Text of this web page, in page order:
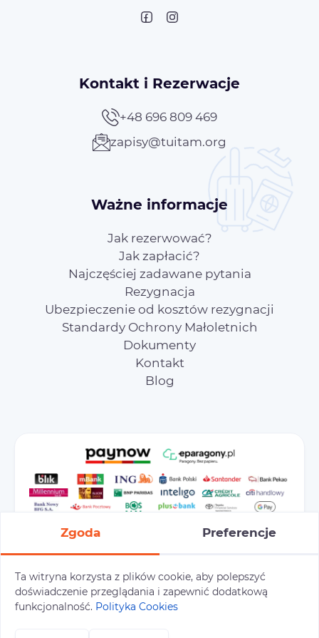
Kontakt i Rezerwacje
+48 696 809 469
zapisy@tuitam.org
Ważne informacje
Jak rezerwować?
Jak zapłacić?
Najczęściej zadawane pytania
Rezygnacja
Ubezpieczenie od kosztów rezygnacji
Standardy Ochrony Małoletnich
Dokumenty
Kontakt
Blog
Preferencje cookies Polityka prywatności
Polityka cookies
Zgoda Preferencje
Ta witryna korzysta z plików cookie, aby polepszyć
doświadczenie przeglądania i zapewnić dodatkową
funkcjonalność. Polityka Cookies